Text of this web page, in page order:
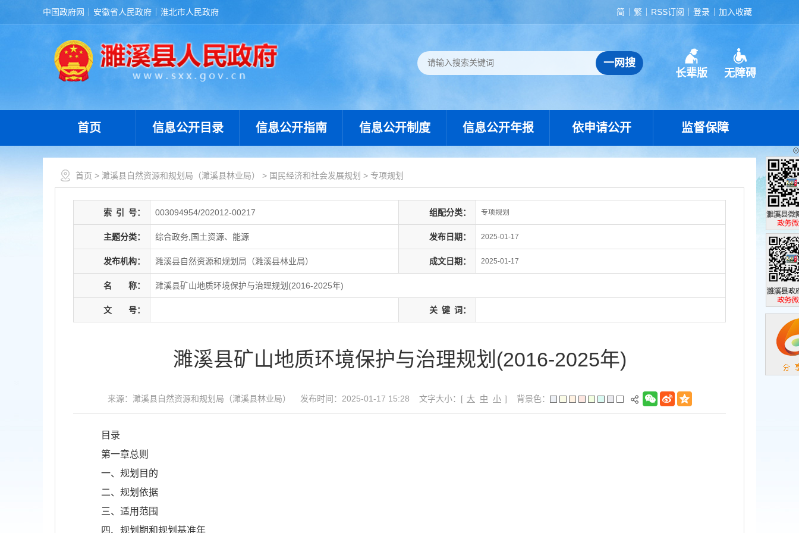
中国政府网 安徽省人民政府 淮北市人民政府 简 繁 RSS订阅 登录 加入收藏
长辈版 无障碍
首页 信息公开目录 信息公开指南 信息公开制度 信息公开年报 依申请公开 监督保障
首页 > 濉溪县自然资源和规划局（濉溪县林业局） > 国民经济和社会发展规划 > 专项规划
索 引 号： 003094954/202012-00217 组配分类： 专项规划
主题分类： 综合政务,国土资源、能源 发布日期： 2025-01-17
发布机构： 濉溪县自然资源和规划局（濉溪县林业局） 成文日期： 2025-01-17
名 称： 濉溪县矿山地质环境保护与治理规划(2016-2025年)
文 号： 关 键 词：
濉溪县矿山地质环境保护与治理规划(2016-2025年)
来源：濉溪县自然资源和规划局（濉溪县林业局） 发布时间：2025-01-17 15:28 文字大小：[ 大 中 小 ] 背景色：
目录
第一章总则
一、规划目的
二、规划依据
三、适用范围
四、规划期和规划基准年
濉溪县政
政务微博
濉溪县政
政务微信